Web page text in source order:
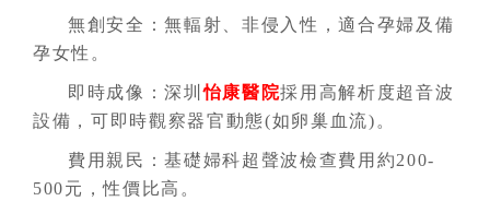
無創安全：無輻射、非侵入性，適合孕婦及備
孕女性。
即時成像：深圳怡康醫院採用高解析度超音波
設備，可即時觀察器官動態(如卵巢血流)。
費用親民：基礎婦科超聲波檢查費用約200-
500元，性價比高。